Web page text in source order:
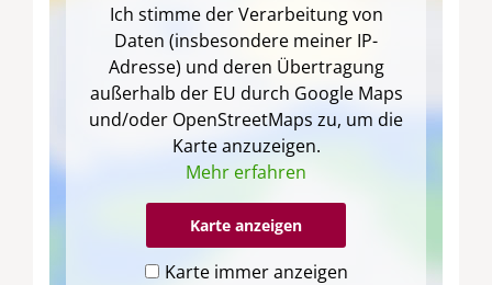
Ich stimme der Verarbeitung von
Daten (insbesondere meiner IP-
Adresse) und deren Übertragung
außerhalb der EU durch Google Maps
und/oder OpenStreetMaps zu, um die
Karte anzuzeigen.
Mehr erfahren
Karte anzeigen
Karte immer anzeigen